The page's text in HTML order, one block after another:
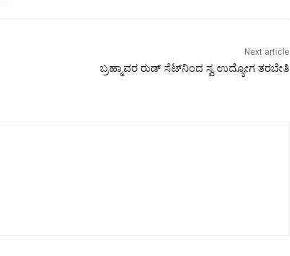
Next article
ಬ್ರಹ್ಮಾವರ ರುಡ್ ಸೆಟ್‍ನಿಂದ ಸ್ವ ಉದ್ಯೋಗ ತರಬೇತಿ